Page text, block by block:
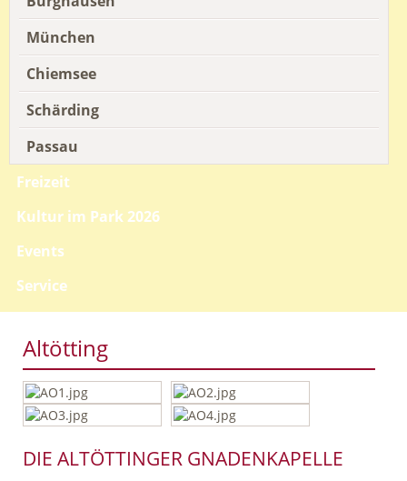
München
Chiemsee
Schärding
Passau
Freizeit
Kultur im Park 2026
Events
Service
Altötting
DIE ALTÖTTINGER GNADENKAPELLE